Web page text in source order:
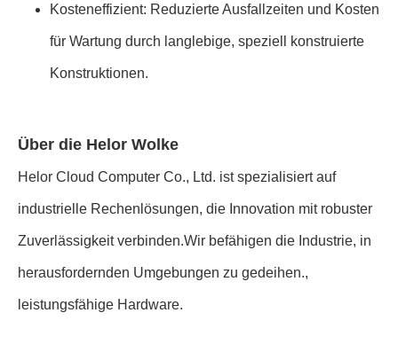
Kosteneffizient: Reduzierte Ausfallzeiten und Kosten
für Wartung durch langlebige, speziell konstruierte
Konstruktionen.
Über die Helor Wolke
Helor Cloud Computer Co., Ltd. ist spezialisiert auf
industrielle Rechenlösungen, die Innovation mit robuster
Zuverlässigkeit verbinden.Wir befähigen die Industrie, in
herausfordernden Umgebungen zu gedeihen.,
leistungsfähige Hardware.